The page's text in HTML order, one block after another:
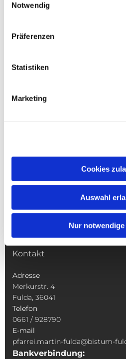
Notwendig
Präferenzen
Statistiken
Marketing
Cookies
Auswahl
Nur
Gottesdienste
Veranstaltungen &
Kindertagesstätte St.
Kontakt
Adresse
Merkurstr. 4
Fulda, 36041
Telefon
0661 / 928790
E-mail
pfarrei.martin-fulda@bistum-
Bankverbindung: